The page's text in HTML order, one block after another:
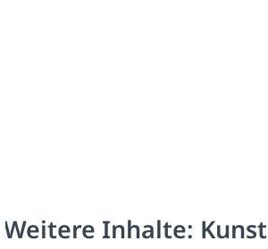
Weitere Inhalte: Kunst